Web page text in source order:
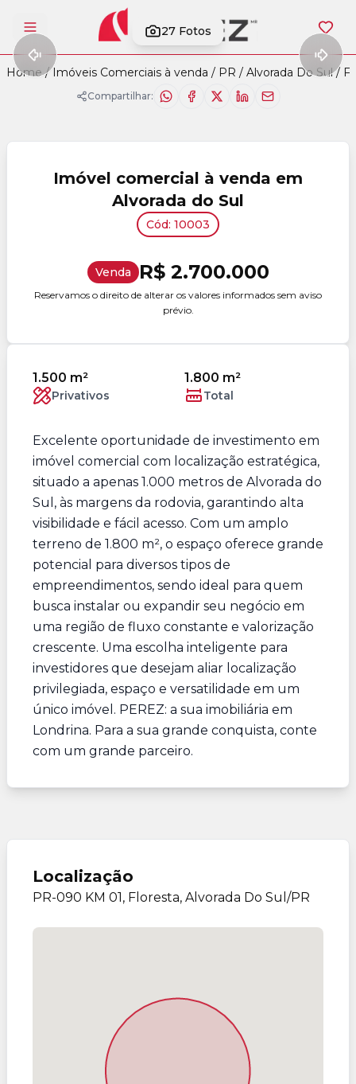
Abrir menu 27 Fotos
Home / Imóveis Comerciais à venda / PR / Alvorada Do Sul /
Compartilhar:
Imóvel comercial à venda em
Alvorada do Sul
Cód: 10003
Venda R$ 2.700.000
Reservamos o direito de alterar os valores informados sem aviso
prévio.
1.500 m²
Privativos
1.800 m²
Total
Excelente oportunidade de investimento em
imóvel comercial com localização estratégica,
situado a apenas 1.000 metros de Alvorada do
Sul, às margens da rodovia, garantindo alta
visibilidade e fácil acesso. Com um amplo
terreno de 1.800 m², o espaço oferece grande
potencial para diversos tipos de
empreendimentos, sendo ideal para quem
busca instalar ou expandir seu negócio em
uma região de fluxo constante e valorização
crescente. Uma escolha inteligente para
investidores que desejam aliar localização
privilegiada, espaço e versatilidade em um
único imóvel. PEREZ: a sua imobiliária em
Londrina. Para a sua grande conquista, conte
com um grande parceiro.
Localização
PR-090 KM 01, Floresta, Alvorada Do Sul/PR